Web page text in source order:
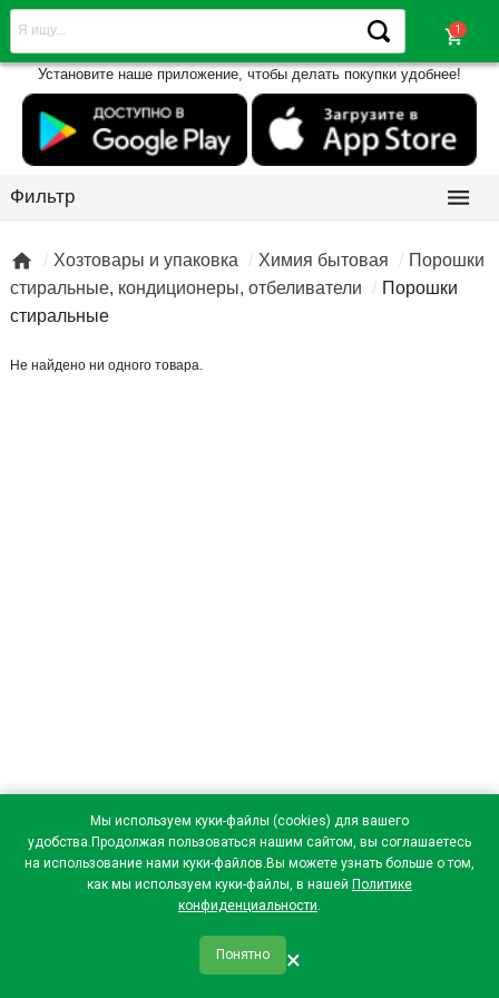
Мы используем куки-файлы (cookies) для вашего
удобства.Продолжая пользоваться нашим сайтом, вы соглашаетесь
на использование нами куки-файлов.Вы можете узнать больше о том,
как мы используем куки-файлы, в нашей Политике
конфиденциальности.
Понятно ×
shopping_cart
Установите наше приложение, чтобы делать покупки удобнее!
Фильтр 
 Хозтовары и упаковка Химия бытовая
Порошки
стиральные, кондиционеры, отбеливатели
Порошки
стиральные
Не найдено ни одного товара.
qr_code